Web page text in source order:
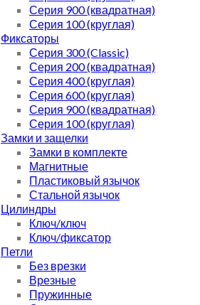
Серия 900 (квадратная)
Серия 100 (круглая)
Фиксаторы
Серия 300 (Classic)
Серия 200 (квадратная)
Серия 400 (круглая)
Серия 600 (круглая)
Серия 900 (квадратная)
Серия 100 (круглая)
Замки и защелки
Замки в комплекте
Магнитные
Пластиковый язычок
Стальной язычок
Цилиндры
Ключ/ключ
Ключ/фиксатор
Петли
Без врезки
Врезные
Пружинные